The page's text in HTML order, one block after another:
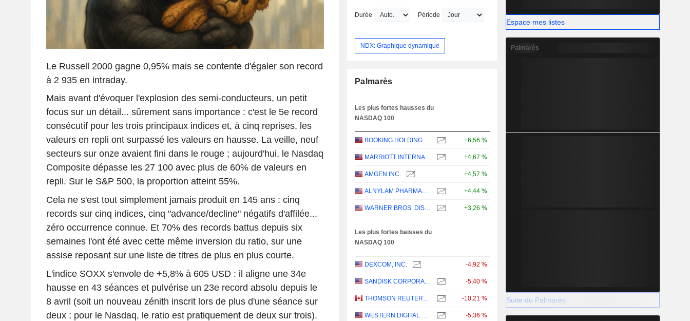
Le Russell 2000 gagne 0,95% mais se contente d'égaler son record
à 2 935 en intraday.
Mais avant d'évoquer l'explosion des semi-conducteurs, un petit
focus sur un détail... sûrement sans importance : c'est le 5e record
consécutif pour les trois principaux indices et, à cinq reprises, les
valeurs en repli ont surpassé les valeurs en hausse. La veille, neuf
secteurs sur onze avaient fini dans le rouge ; aujourd'hui, le Nasdaq
Composite dépasse les 27 100 avec plus de 60% de valeurs en
repli. Sur le S&P 500, la proportion atteint 55%.
Cela ne s'est tout simplement jamais produit en 145 ans : cinq
records sur cinq indices, cinq "advance/decline" négatifs d'affilée...
zéro occurrence connue. Et 70% des records battus depuis six
semaines l'ont été avec cette même inversion du ratio, sur une
assise reposant sur une liste de titres de plus en plus courte.
L'indice SOXX s'envole de +5,8% à 605 USD : il aligne une 34e
hausse en 43 séances et pulvérise un 23e record absolu depuis le
8 avril (soit un nouveau zénith inscrit lors de plus d'une séance sur
deux ; pour le Nasdaq, le ratio est pratiquement de deux sur trois).
Durée Période
NDX: Graphique dynamique
Palmarès
Les plus fortes hausses du
NASDAQ 100
BOOKING HOLDINGS INC. +6,56 %
MARRIOTT INTERNATIONAL, INC. +4,67 %
AMGEN INC. +4,57 %
ALNYLAM PHARMACEUTICALS, INC. +4,44 %
WARNER BROS. DISCOVERY, INC. +3,26 %
Les plus fortes baisses du
NASDAQ 100
DEXCOM, INC. -4,92 %
SANDISK CORPORATION -5,40 %
THOMSON REUTERS CORPORATION -10,21 %
WESTERN DIGITAL CORPORATION -5,36 %
Espace mes listes
Palmarès
Suite du Palmarès